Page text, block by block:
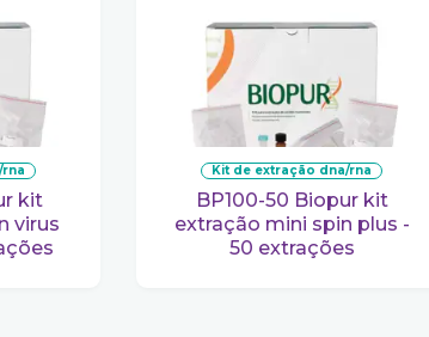
rna
virus
kit de extração dna/rna
BP100-50 Biopur kit
extração mini spin plus -
50 extrações